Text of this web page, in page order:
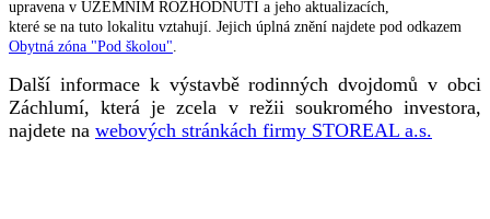
upravena v ÚZEMNÍM ROZHODNUTÍ a jeho aktualizacích,
které se na tuto lokalitu vztahují. Jejich úplná znění najdete pod odkazem
Obytná zóna "Pod školou"
Další informace k výstavbě rodinných dvojdomů v obci
Záchlumí, která je zcela v režii soukromého investora,
najdete na webových stránkách firmy STOREAL a.s.